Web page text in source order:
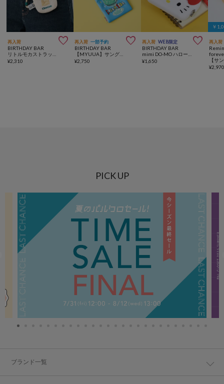
再入荷 
BIRTHDAY BAR
¥2,310
再入荷 一部予約 
BIRTHDAY BAR
¥2,750
再入荷 WEB限定 
BIRTHDAY BAR
¥1,650
￥
再入荷
¥
PICK UP
ブランド一覧